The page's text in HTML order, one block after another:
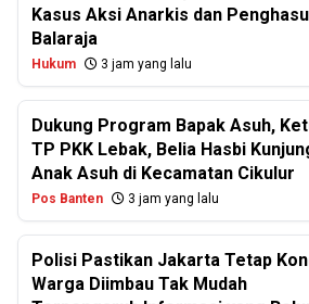
Kasus Aksi Anarkis dan
Balaraja
Hukum 3 jam yang lalu
Dukung Program Bapak Asuh,
TP PKK Lebak, Belia Hasbi
Anak Asuh di Kecamatan Cikulur
Pos Banten 3 jam yang lalu
Polisi Pastikan Jakarta Tetap
Warga Diimbau Tak Mudah